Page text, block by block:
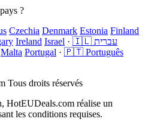
?
Czechia Denmark Estonia Finland
Ireland Israel ·
🇮🇱 עברית
Malta Portugal · 🇵🇹 Português
Tous droits réservés
HotEUDeals.com réalise un
les conditions requises.